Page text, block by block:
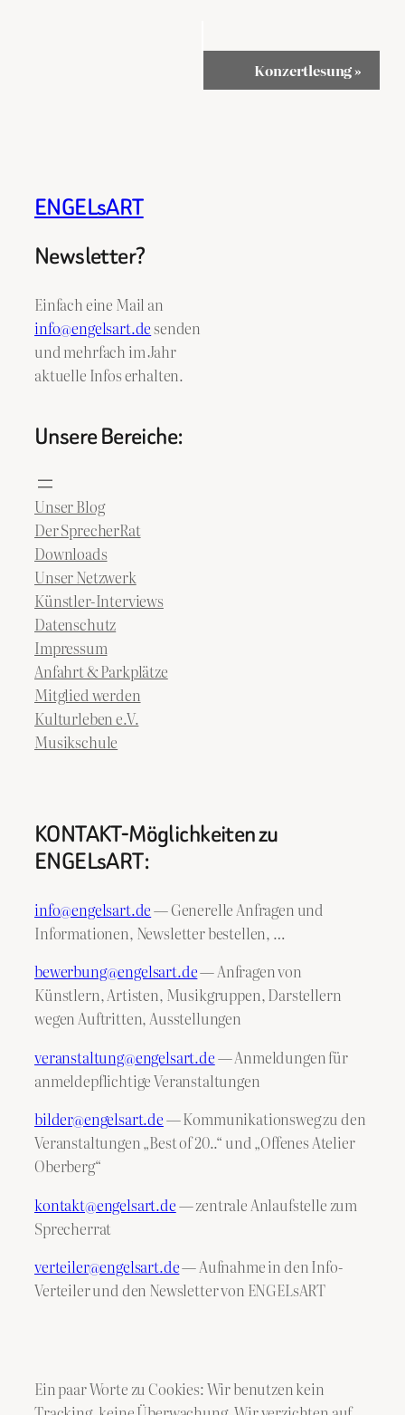
Konzertlesung»
ENGELsART
Newsletter?
Einfach eine Mail an
info@engelsart.desenden
und mehrfach im Jahr
aktuelle Infos erhalten.
Unsere Bereiche:
Unser Blog
Der SprecherRat
Downloads
Unser Netzwerk
Künstler-Interviews
Datenschutz
Impressum
Anfahrt & Parkplätze
Mitglied werden
Kulturleben e.V.
Musikschule
KONTAKT-Möglichkeiten zu
ENGELsART:
info@engelsart.de— Generelle Anfragen und
Informationen, Newsletter bestellen, …
bewerbung@engelsart.de— Anfragen von
Künstlern, Artisten, Musikgruppen, Darstellern
wegen Auftritten, Ausstellungen
veranstaltung@engelsart.de— Anmeldungen für
anmeldepflichtige Veranstaltungen
bilder@engelsart.de— Kommunikationsweg zu den
Veranstaltungen „Best of 20..“ und „Offenes Atelier
Oberberg“
kontakt@engelsart.de— zentrale Anlaufstelle zum
Sprecherrat
verteiler@engelsart.de— Aufnahme in den Info-
Verteiler und den Newsletter von ENGELsART
Ein paar Worte zu Cookies: Wir benutzen kein